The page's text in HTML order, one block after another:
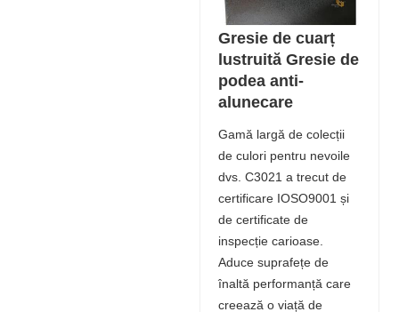
Gresie de cuarț
lustruită Gresie de
podea anti-
alunecare
Gamă largă de colecții
de culori pentru nevoile
dvs. C3021 a trecut de
certificare IOSO9001 și
de certificate de
inspecție carioase.
Aduce suprafețe de
înaltă performanță care
creează o viață de